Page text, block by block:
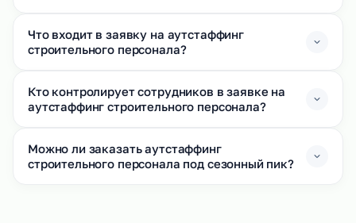
Что входит в заявку на аутстаффинг
строительного персонала?
Кто контролирует сотрудников в заявке на
аутстаффинг строительного персонала?
Можно ли заказать аутстаффинг
строительного персонала под сезонный пик?